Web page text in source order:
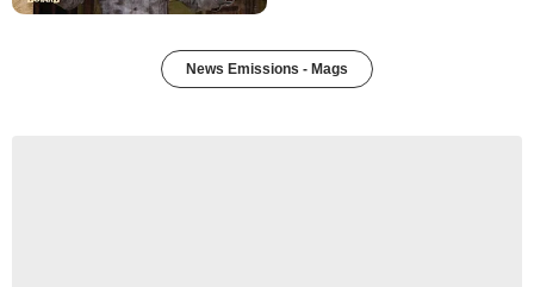
News Emissions - Mags